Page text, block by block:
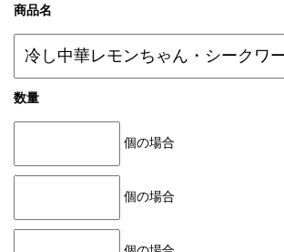
商品名
数量
個の場合
個の場合